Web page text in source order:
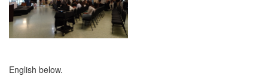
English below.